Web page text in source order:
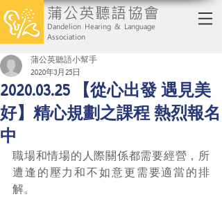
蒲公英聽語協會
Dandelion Hearing & Language
Association
2020.03.25 【從心出發 遇見美
好】精心規劃之課程 熱烈報名
中
蒲公英聽語小幫手
2020年3月25日
職場和情場的人際關係都需要經營，所
遭逢的壓力和不如意更需要適當的排
解。